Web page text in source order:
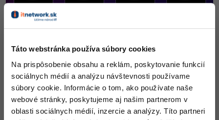
Táto webstránka používa súbory cookies
Na prispôsobenie obsahu a reklám, poskytovanie funkcií
sociálnych médií a analýzu návštevnosti používame
súbory cookie. Informácie o tom, ako používate naše
webové stránky, poskytujeme aj našim partnerom v
oblasti sociálnych médií, inzercie a analýzy. Títo partneri
Kybernetická bezpečnost
Elektronický podpis
Windows
Ostatné